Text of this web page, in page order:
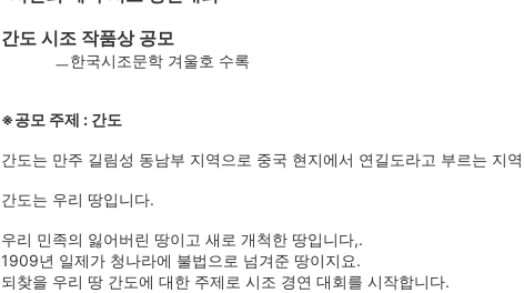
간도 시조 작품상 공모
ㅡ한국시조문학 겨울호 수록
※공모 주제 : 간도
간도는 만주 길림성 동남부 지역으로 중국 현지에서 연길도라고 부르는 지
간도는 우리 땅입니다.
우리 민족의 잃어버린 땅이고 새로 개척한 땅입니다,.
1909년 일제가 청나라에 불법으로 넘겨준 땅이지요.
되찾을 우리 땅 간도에 대한 주제로 시조 경연 대회를 시작합니다.